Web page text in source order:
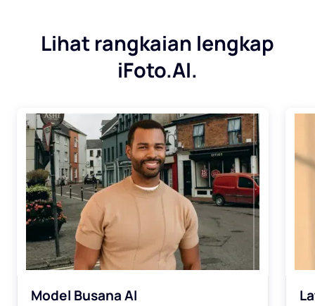
Lihat rangkaian lengkap
iFoto.AI.
Model Busana AI